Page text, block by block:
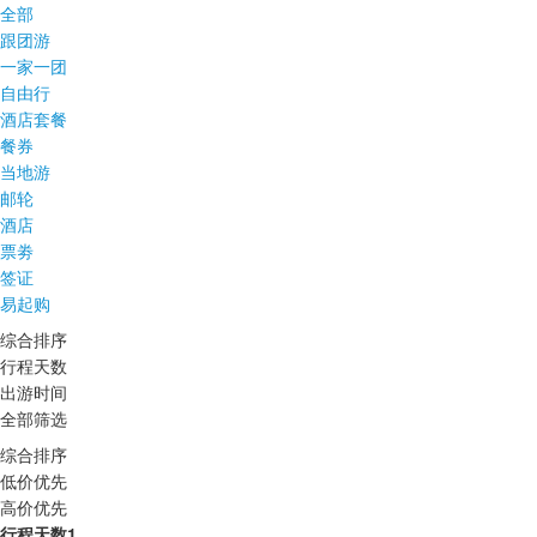
全部
跟团游
一家一团
自由行
酒店套餐
餐券
当地游
邮轮
酒店
票劵
签证
易起购
综合排序
行程天数
出游时间
全部筛选
综合排序
低价优先
高价优先